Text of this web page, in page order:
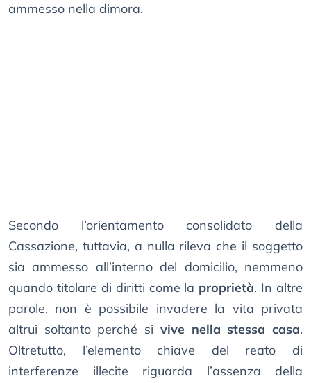
ammesso nella dimora.
Secondo l’orientamento consolidato della
Cassazione, tuttavia, a nulla rileva che il soggetto
sia ammesso all’interno del domicilio, nemmeno
quando titolare di diritti come la proprietà. In altre
parole, non è possibile invadere la vita privata
altrui soltanto perché si vive nella stessa casa.
Oltretutto, l’elemento chiave del reato di
interferenze illecite riguarda l’assenza della